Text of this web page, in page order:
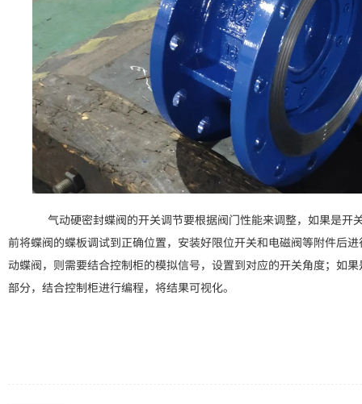
气动硬密封蝶阀的开关调节要根据阀门性能来调整，如果是开
前将蝶阀的蝶板调试到正确位置，安装好限位开关和电磁阀等附件后
动蝶阀，则需要结合控制柜的模拟信号，设置到对应的开关角度；如
部分，结合控制柜进行编程，将结果可视化。